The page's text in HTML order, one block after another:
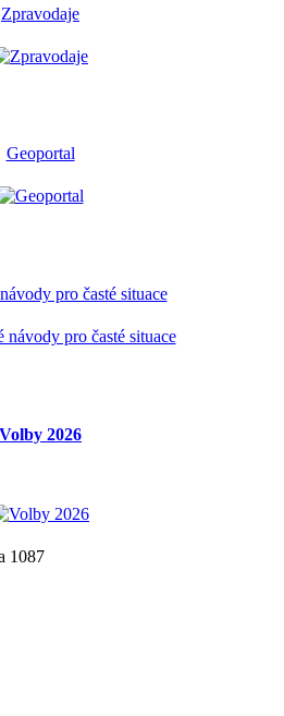
Zpravodaje
Geoportal
pro časté situace
Volby 2026
1087